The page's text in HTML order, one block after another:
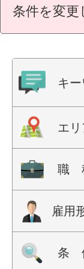
条件を変更
キ
エリ
職
雇用
条